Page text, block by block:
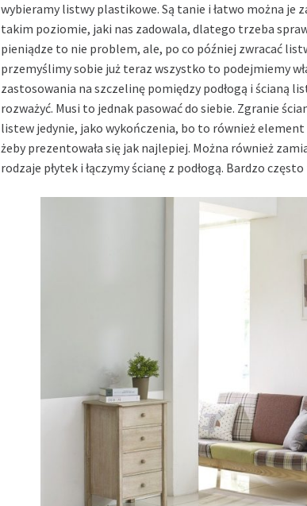
wybieramy listwy plastikowe. Są tanie i łatwo można je
takim poziomie, jaki nas zadowala, dlatego trzeba
pieniądze to nie problem, ale, po co później zwracać
przemyślimy sobie już teraz wszystko to podejmiemy
zastosowania na szczelinę pomiędzy podłogą i ścianą
rozważyć. Musi to jednak pasować do siebie. Zgranie
listew jedynie, jako wykończenia, bo to również
żeby prezentowała się jak najlepiej. Można również
rodzaje płytek i łączymy ścianę z podłogą. Bardzo